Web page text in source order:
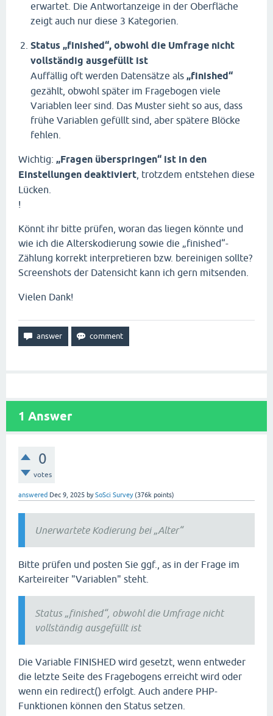
erwartet. Die Antwortanzeige in der Oberfläche
zeigt auch nur diese 3 Kategorien.
Status „finished“, obwohl die Umfrage nicht
vollständig ausgefüllt ist
Auffällig oft werden Datensätze als „finished“
gezählt, obwohl später im Fragebogen viele
Variablen leer sind. Das Muster sieht so aus, dass
frühe Variablen gefüllt sind, aber spätere Blöcke
fehlen.
Wichtig: „Fragen überspringen“ ist in den
Einstellungen deaktiviert , trotzdem entstehen diese
Lücken.
!
Könnt ihr bitte prüfen, woran das liegen könnte und
wie ich die Alterskodierung sowie die „finished“-
Zählung korrekt interpretieren bzw. bereinigen sollte?
Screenshots der Datensicht kann ich gern mitsenden.
Vielen Dank!
1 Answer
0
votes
answered Dec 9, 2025 bySoSci Survey (376k points)
Unerwartete Kodierung bei „Alter“
Bitte prüfen und posten Sie ggf., as in der Frage im
Karteireiter "Variablen" steht.
Status „finished“, obwohl die Umfrage nicht
vollständig ausgefüllt ist
Die Variable FINISHED wird gesetzt, wenn entweder
die letzte Seite des Fragebogens erreicht wird oder
wenn ein redirect() erfolgt. Auch andere PHP-
Funktionen können den Status setzen.